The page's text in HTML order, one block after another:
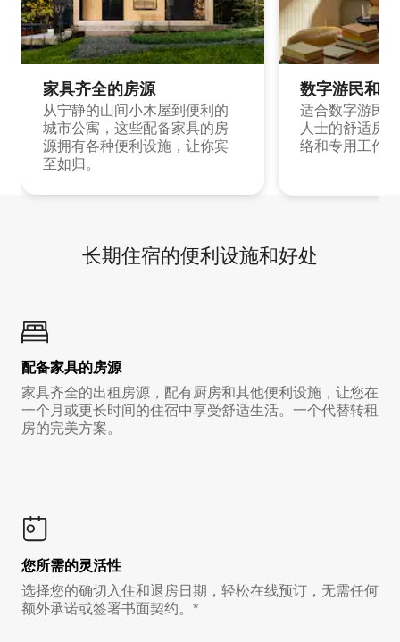
家具齐全的房源
从宁静的山间小木屋到便利的
城市公寓，这些配备家具的房
源拥有各种便利设施，让你宾
至如归。
数字游民和
适合数字游民
人士的舒适房
络和专用工作
长期住宿的便利设施和好处
配备家具的房源
家具齐全的出租房源，配有厨房和其他便利设施，让您在
一个月或更长时间的住宿中享受舒适生活。一个代替转租
房的完美方案。
您所需的灵活性
选择您的确切入住和退房日期，轻松在线预订，无需任何
额外承诺或签署书面契约。*